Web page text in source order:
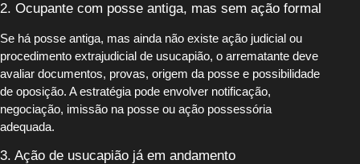
2. Ocupante com posse antiga, mas sem ação formal
Se há posse antiga, mas ainda não existe ação judicial ou
procedimento extrajudicial de usucapião, o arrematante deve
avaliar documentos, provas, origem da posse e possibilidade
de oposição. A estratégia pode envolver notificação,
negociação, imissão na posse ou ação possessória
adequada.
3. Ação de usucapião já em andamento